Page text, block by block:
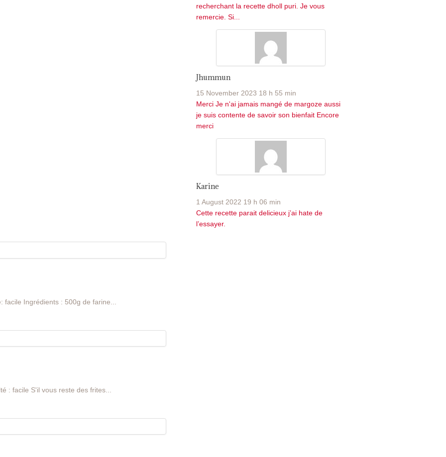
recherchant la recette dholl puri. Je vous
remercie. Si...
Jhummun
15 November 2023 18 h 55 min
Merci Je n'ai jamais mangé de margoze aussi
je suis contente de savoir son bienfait Encore
merci
Karine
1 August 2022 19 h 06 min
Cette recette parait delicieux j’ai hate de
l’essayer.
Ingrédients : 500g de farine...
: facile S'il vous reste des frites...